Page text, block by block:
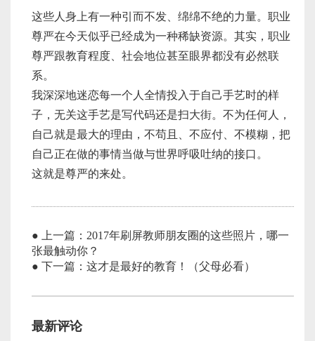
这些人身上有一种引而不发、绵绵不绝的力量。职业
尊严在今天似乎已经成为一种稀缺资源。其实，职业
尊严跟教育程度、社会地位甚至眼界都没有必然联
系。
我深深地迷恋每一个人全情投入于自己手艺时的样
子，无关这手艺是写代码还是扫大街。不为任何人，
自己就是最大的理由，不苟且、不应付、不模糊，把
自己正在做的事情当做与世界呼吸吐纳的接口。
这就是尊严的来处。
● 上一篇：2017年刷屏教师朋友圈的这些照片，哪一
张最触动你？
● 下一篇：这才是最好的教育！（父母必看）
最新评论